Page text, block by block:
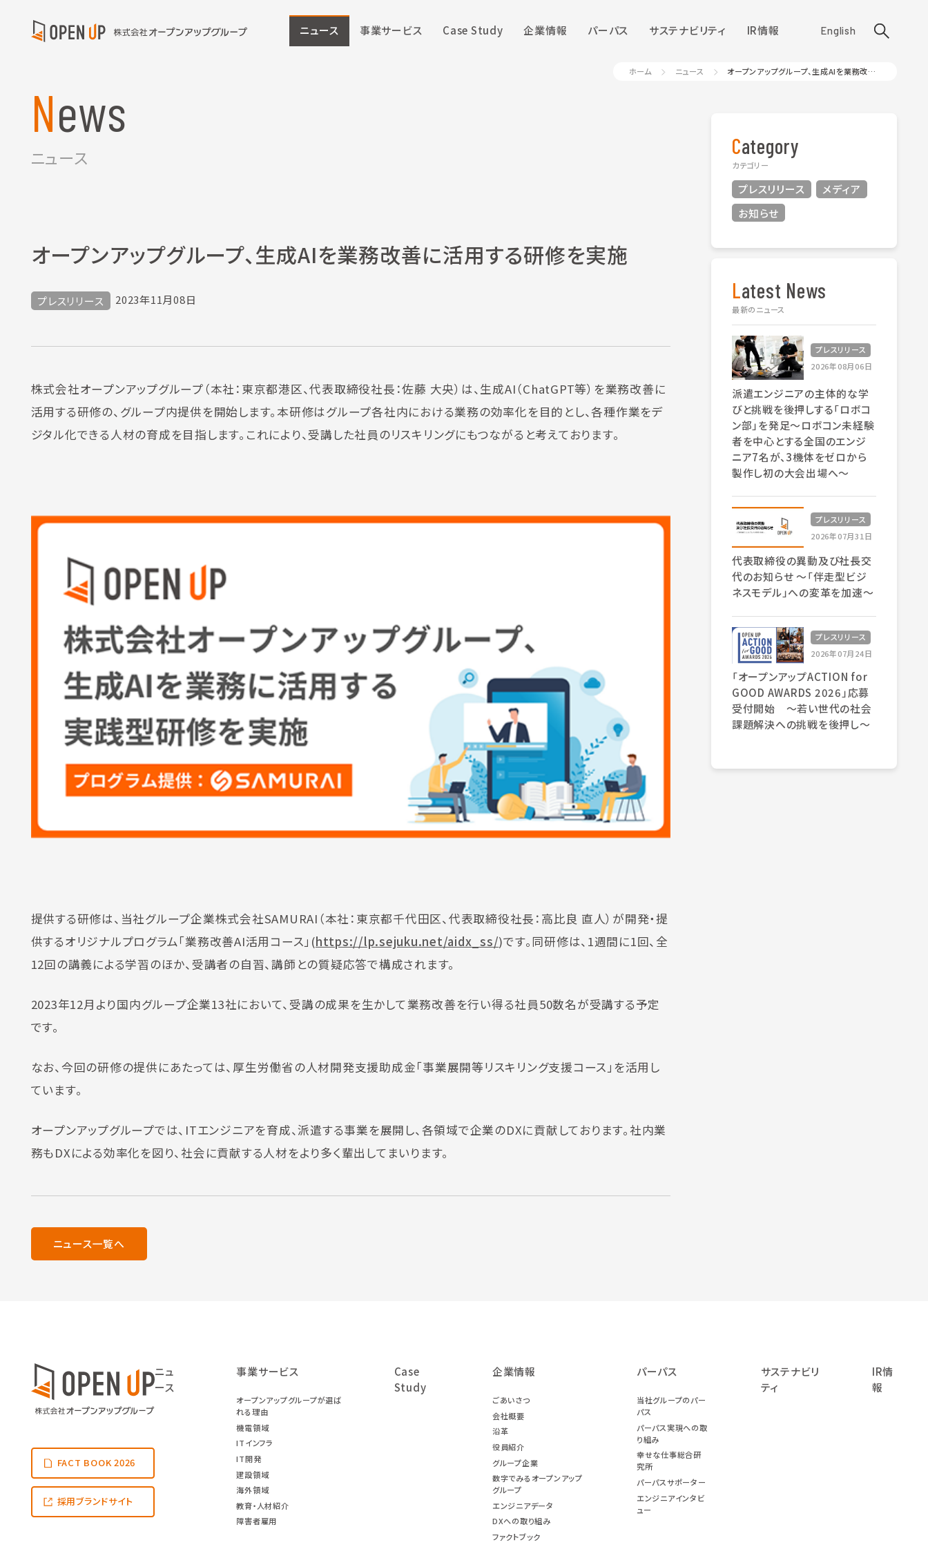
ニュース 事業サービス Case Study 企業情報 パーパス サステナビリティ IR情報 English
ホーム ニュース オープンアップグループ、生成AIを業務改善に活用する研修を実施
News
ニュース
オープンアップグループ、生成AIを業務改善に活用する研修を実施
プレスリリース 2023年11月08日
株式会社オープンアップグループ（本社：東京都港区、代表取締役社長：佐藤 大央）は、生成AI（ChatGPT等）を業務改善に
活用する研修の、グループ内提供を開始します。本研修はグループ各社内における業務の効率化を目的とし、各種作業をデ
ジタル化できる人材の育成を目指します。これにより、受講した社員のリスキリングにもつながると考えております。
提供する研修は、当社グループ企業株式会社SAMURAI（本社：東京都千代田区、代表取締役社長：高比良 直人）が開発・提
供するオリジナルプログラム「業務改善AI活用コース」(https://lp.sejuku.net/aidx_ss/)です。同研修は、1週間に1回、全
12回の講義による学習のほか、受講者の自習、講師との質疑応答で構成されます。
2023年12月より国内グループ企業13社において、受講の成果を生かして業務改善を行い得る社員50数名が受講する予定
です。
なお、今回の研修の提供にあたっては、厚生労働省の人材開発支援助成金「事業展開等リスキリング支援コース」を活用し
ています。
オープンアップグループでは、ITエンジニアを育成、派遣する事業を展開し、各領域で企業のDXに貢献しております。社内業
務もDXによる効率化を図り、社会に貢献する人材をより多く輩出してまいります。
ニュース一覧へ
Category
カテゴリー
プレスリリース
メディア
お知らせ
Latest News
最新のニュース
プレスリリース
2026年08月06日
派遣エンジニアの主体的な学
びと挑戦を後押しする「ロボコ
ン部」を発足～ロボコン未経験
者を中心とする全国のエンジ
ニア7名が、3機体をゼロから
製作し初の大会出場へ～
プレスリリース
2026年07月31日
代表取締役の異動及び社長交
代のお知らせ 〜「伴走型ビジ
ネスモデル」への変革を加速〜
プレスリリース
2026年07月24日
「オープンアップACTION for
GOOD AWARDS 2026」応募
受付開始 〜若い世代の社会
課題解決への挑戦を後押し〜
FACT BOOK 2026
採用ブランドサイト
ニュ
ース
事業サービス
オープンアップグループが選ば
れる理由
機電領域
ITインフラ
IT開発
建設領域
海外領域
教育・人材紹介
障害者雇用
Case
Study
企業情報
ごあいさつ
会社概要
沿革
役員紹介
グループ企業
数字でみるオープンアップ
グループ
エンジニアデータ
DXへの取り組み
ファクトブック
パーパス
当社グループのパー
パス
パーパス実現への取
り組み
幸せな仕事総合研
究所
パーパスサポーター
エンジニアインタビ
ュー
サステナビリ
ティ
IR情
報